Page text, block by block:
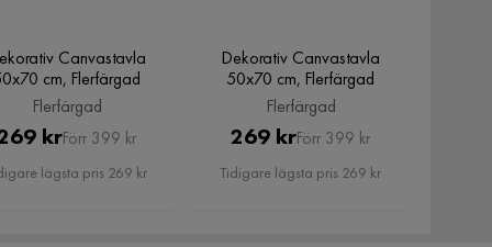
Canvastavla
cm, Flerfärgad
Flerfärgad
Pris
krOriginal
Pris
Förr 399 kr
lägsta pris 269 kr
Dekorativ Canvastavla
50x70 cm, Flerfärgad
Flerfärgad
Pris
269 krOriginal
Pris
Förr 399 kr
Tidigare lägsta pris 269 kr